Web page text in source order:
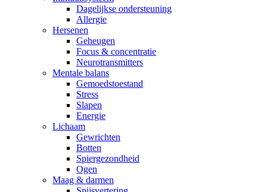
Dagelijkse ondersteuning
Allergie
Hersenen
Geheugen
Focus & concentratie
Neurotransmitters
Mentale balans
Gemoedstoestand
Stress
Slapen
Energie
Lichaam
Gewrichten
Botten
Spiergezondheid
Ogen
Maag & darmen